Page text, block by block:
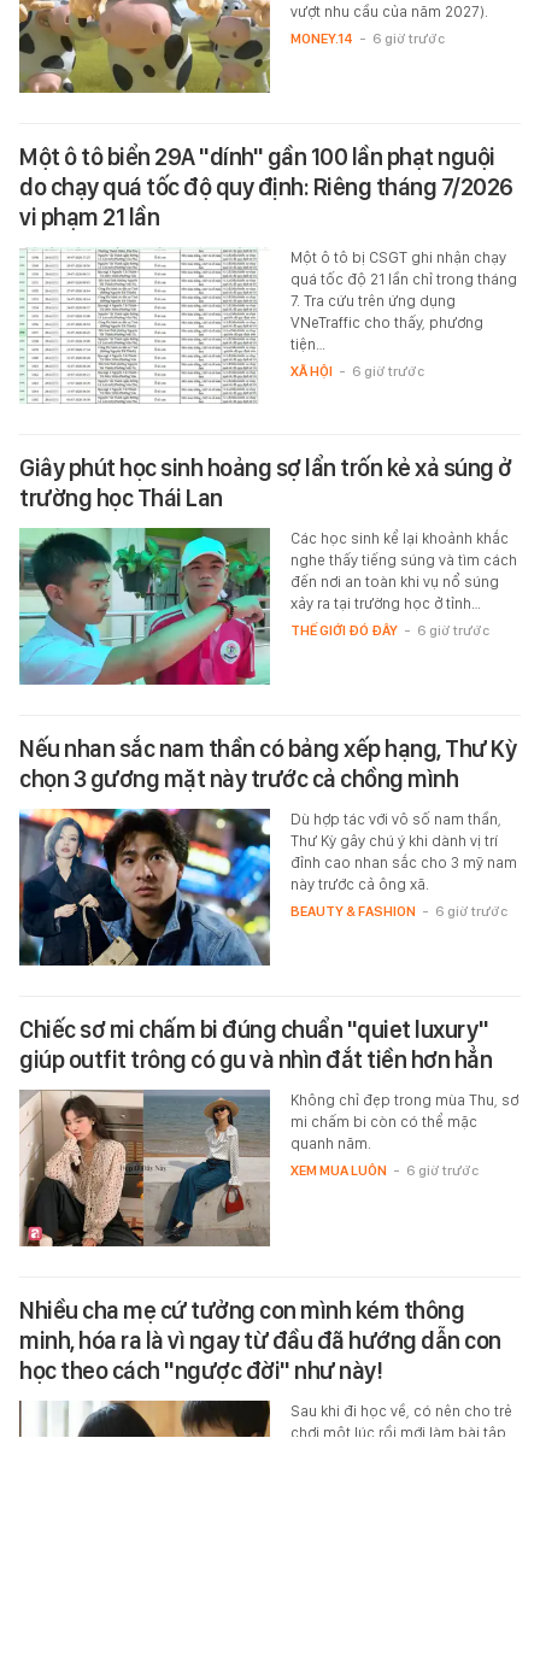
vượt nhu cầu của năm 2027).
MONEY.14 - 6 giờ trước
Một ô tô biển 29A "dính" gần 100 lần phạt nguội
do chạy quá tốc độ quy định: Riêng tháng 7/2026
vi phạm 21 lần
Một ô tô bị CSGT ghi nhận chạy
quá tốc độ 21 lần chỉ trong tháng
7. Tra cứu trên ứng dụng
VNeTraffic cho thấy, phương
tiện…
XÃ HỘI - 6 giờ trước
Giây phút học sinh hoảng sợ lẩn trốn kẻ xả súng ở
trường học Thái Lan
Các học sinh kể lại khoảnh khắc
nghe thấy tiếng súng và tìm cách
đến nơi an toàn khi vụ nổ súng
xảy ra tại trường học ở tỉnh…
THẾ GIỚI ĐÓ ĐÂY - 6 giờ trước
Nếu nhan sắc nam thần có bảng xếp hạng, Thư Kỳ
chọn 3 gương mặt này trước cả chồng mình
Dù hợp tác với vô số nam thần,
Thư Kỳ gây chú ý khi dành vị trí
đỉnh cao nhan sắc cho 3 mỹ nam
này trước cả ông xã.
BEAUTY & FASHION - 6 giờ trước
Chiếc sơ mi chấm bi đúng chuẩn "quiet luxury"
giúp outfit trông có gu và nhìn đắt tiền hơn hẳn
Không chỉ đẹp trong mùa Thu, sơ
mi chấm bi còn có thể mặc
quanh năm.
XEM MUA LUÔN - 6 giờ trước
Nhiều cha mẹ cứ tưởng con mình kém thông
minh, hóa ra là vì ngay từ đầu đã hướng dẫn con
học theo cách "ngược đời" như này!
Sau khi đi học về, có nên cho trẻ
chơi một lúc rồi mới làm bài tập